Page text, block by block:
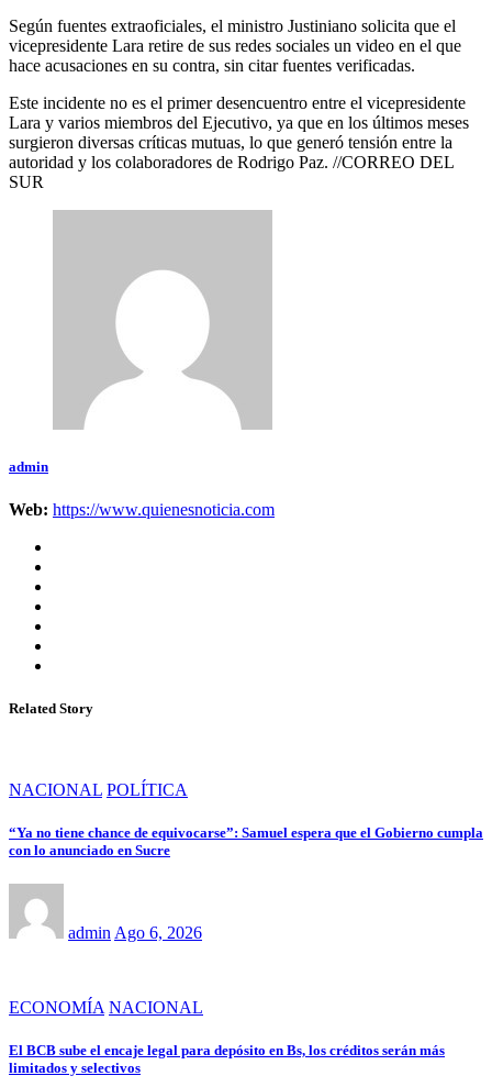
Según fuentes extraoficiales, el ministro Justiniano solicita que el
vicepresidente Lara retire de sus redes sociales un video en el que
hace acusaciones en su contra, sin citar fuentes verificadas.
Este incidente no es el primer desencuentro entre el vicepresidente
Lara y varios miembros del Ejecutivo, ya que en los últimos meses
surgieron diversas críticas mutuas, lo que generó tensión entre la
autoridad y los colaboradores de Rodrigo Paz. //CORREO DEL
SUR
admin
Web: https://www.quienesnoticia.com
Related Story
NACIONAL POLÍTICA
“Ya no tiene chance de equivocarse”: Samuel espera que el Gobierno cumpla
con lo anunciado en Sucre
admin Ago 6, 2026
ECONOMÍA NACIONAL
El BCB sube el encaje legal para depósito en Bs, los créditos serán más
limitados y selectivos